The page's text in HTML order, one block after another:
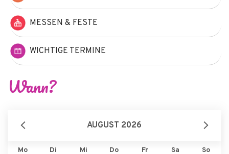
MESSEN & FESTE
WICHTIGE TERMINE
Wann?
AUGUST 2026
Mo Di Mi Do Fr Sa So